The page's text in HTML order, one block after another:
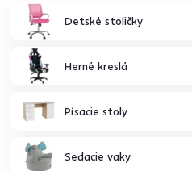
Detské stoličky
Herné kreslá
Písacie stoly
Sedacie vaky